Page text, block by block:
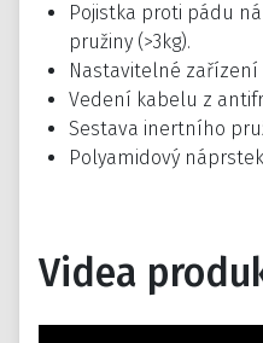
Pojistka proti pádu
pružiny (>3kg).
Nastavitelné
Vedení kabelu z
Sestava inertního
Polyamidový
Videa